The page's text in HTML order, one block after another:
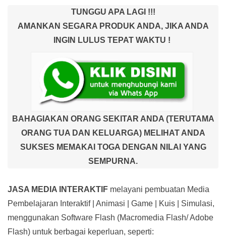
TUNGGU APA LAGI !!!
AMANKAN SEGARA PRODUK ANDA, JIKA ANDA
INGIN LULUS TEPAT WAKTU !
BAHAGIAKAN ORANG SEKITAR ANDA (TERUTAMA
ORANG TUA DAN KELUARGA) MELIHAT ANDA
SUKSES MEMAKAI TOGA DENGAN NILAI YANG
SEMPURNA.
JASA MEDIA INTERAKTIF melayani pembuatan Media
Pembelajaran Interaktif| Animasi | Game | Kuis | Simulasi,
menggunakan Software Flash (Macromedia Flash/ Adobe
Flash) untuk berbagai keperluan, seperti: